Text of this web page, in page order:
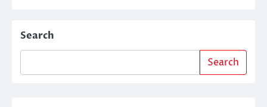
Search
Search